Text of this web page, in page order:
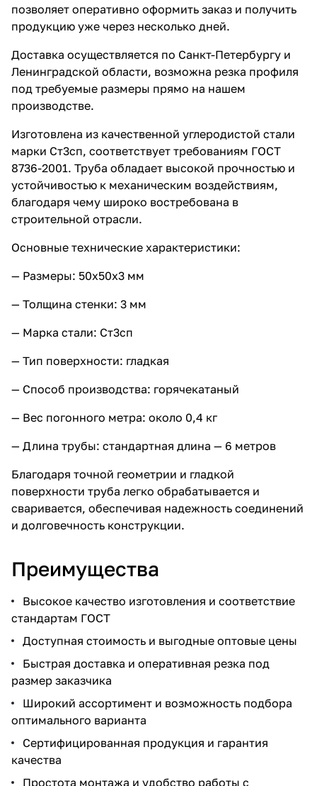
позволяет оперативно оформить заказ и получить
продукцию уже через несколько дней.
Доставка осуществляется по Санкт-Петербургу и
Ленинградской области, возможна резка профиля
под требуемые размеры прямо на нашем
производстве.
Изготовлена из качественной углеродистой стали
марки Ст3сп, соответствует требованиям ГОСТ
8736-2001. Труба обладает высокой прочностью и
устойчивостью к механическим воздействиям,
благодаря чему широко востребована в
строительной отрасли.
Основные технические характеристики:
— Размеры: 50x50x3 мм
— Толщина стенки: 3 мм
— Марка стали: Ст3сп
— Тип поверхности: гладкая
— Способ производства: горячекатаный
— Вес погонного метра: около 0,4 кг
— Длина трубы: стандартная длина — 6 метров
Благодаря точной геометрии и гладкой
поверхности труба легко обрабатывается и
сваривается, обеспечивая надежность соединений
и долговечность конструкции.
Преимущества
Высокое качество изготовления и соответствие
стандартам ГОСТ
Доступная стоимость и выгодные оптовые цены
Быстрая доставка и оперативная резка под
размер заказчика
Широкий ассортимент и возможность подбора
оптимального варианта
Сертифицированная продукция и гарантия
качества
Простота монтажа и удобство работы с